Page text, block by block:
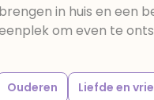
in huis en een
om even te
Ouderen Liefde en